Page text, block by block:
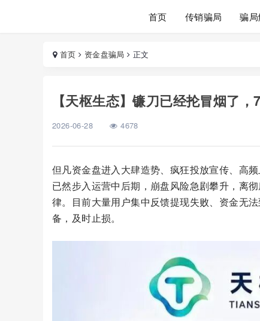
首页 传销骗局 骗
首页 资金盘骗局 正文
【天枢生态】镰刀已经抡冒烟了，
2026-06-28 4678
但凡资金盘进入大肆造势、疯狂投放宣传、高
已然步入运营中后期，崩盘风险急剧攀升，离
律。目前大量用户集中反馈提现失败、资金无
备，及时止损。